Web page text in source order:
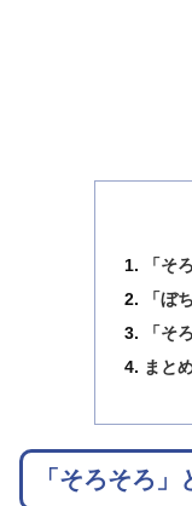
「そ
「ぼ
「そ
まと
「そろそろ」